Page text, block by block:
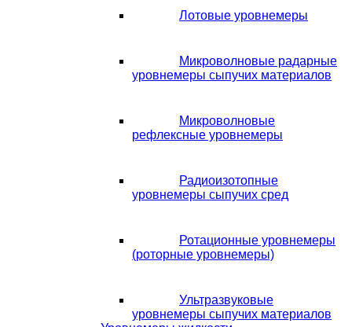
Лотовые уровнемеры
Микроволновые радарные
уровнемеры сыпучих материалов
Микроволновые
рефлексные уровнемеры
Радиоизотопные
уровнемеры сыпучих сред
Ротационные уровнемеры
(роторные уровнемеры)
Ультразвуковые
уровнемеры сыпучих материалов